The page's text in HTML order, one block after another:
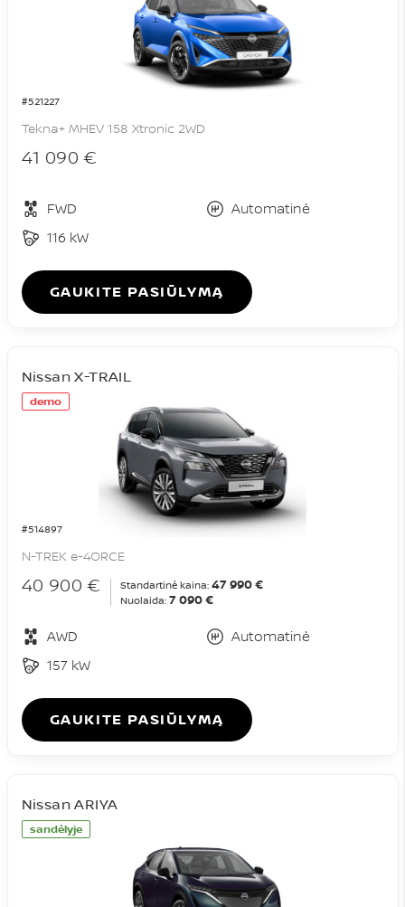
#521227
Tekna+ MHEV 158 Xtronic 2WD
41 090 €
FWD
Automatinė
116 kW
GAUKITE PASIŪLYMĄ
demo
#514897
Nissan X-TRAIL
N-TREK e-4ORCE
40 900 € Standartinė kaina: 47 990 €
Nuolaida: 7 090 €
AWD
Automatinė
157 kW
GAUKITE PASIŪLYMĄ
sandėlyje
Nissan ARIYA